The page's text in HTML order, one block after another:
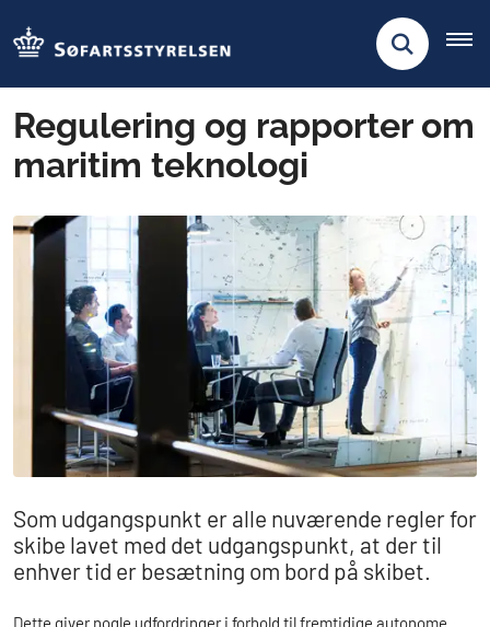
Regulering og rapporter om
maritim teknologi
Som udgangspunkt er alle nuværende regler for
skibe lavet med det udgangspunkt, at der til
enhver tid er besætning om bord på skibet.